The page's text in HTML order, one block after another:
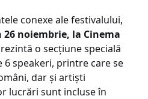
conexe ale festivalului,
26 noiembrie, la Cinema
o secțiune specială
6 speakeri, printre care se
dar și artiști
lucrări sunt incluse în